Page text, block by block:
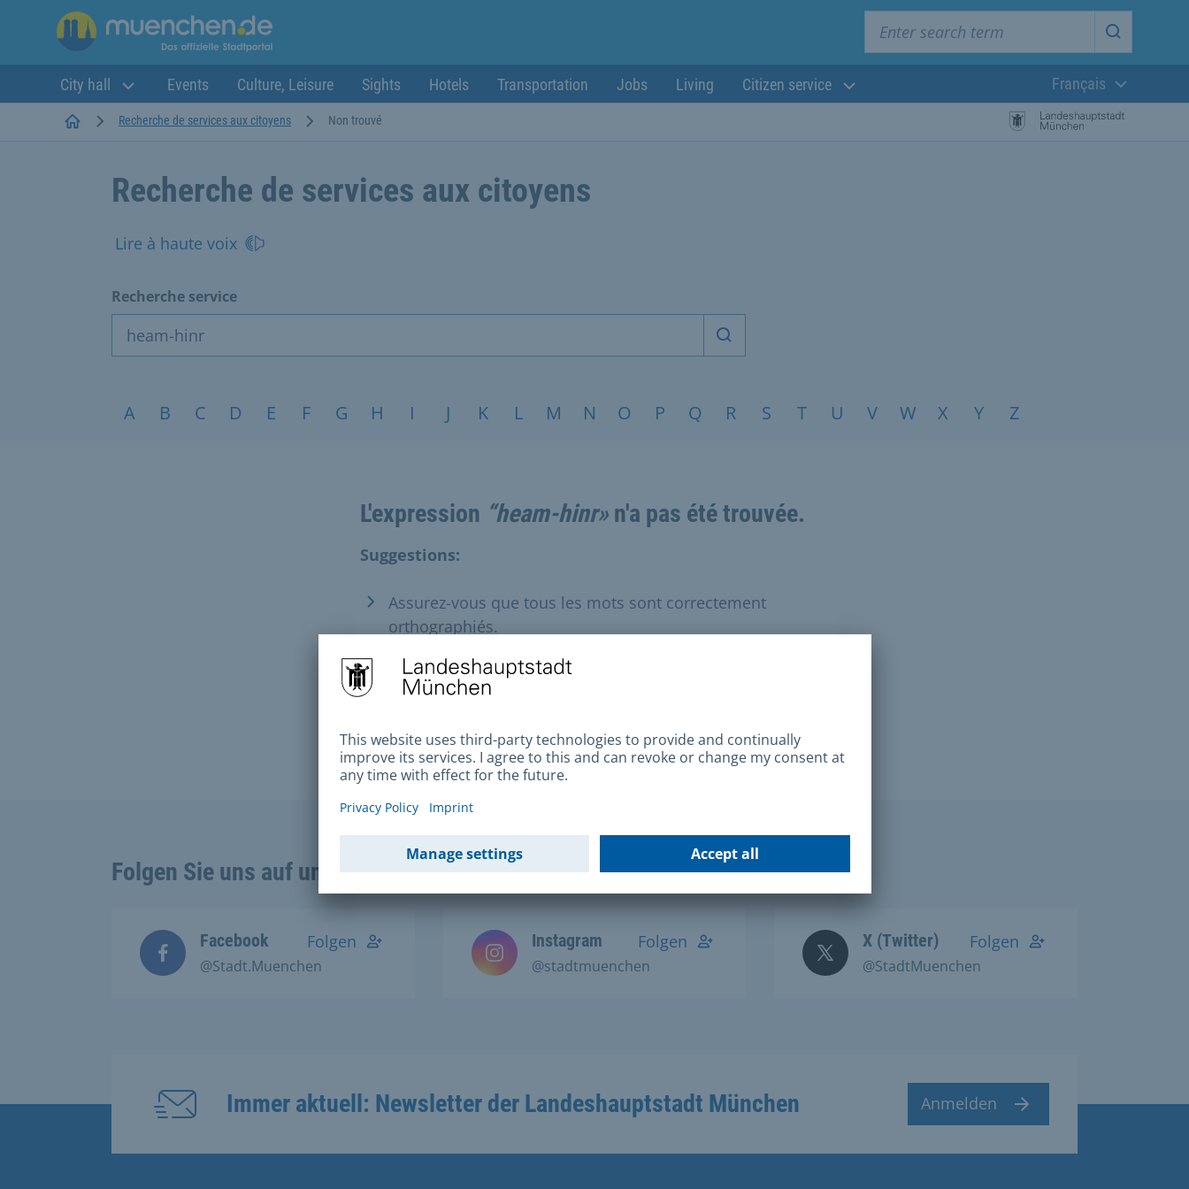
Start
City hall Events Culture, Leisure Sights Hotels Transportation Jobs Living Citizen service
Langue
Français
StartseiteRecherche de services aux citoyens Non trouvé
Recherche de services aux citoyens
Lire à haute voix
Recherche service
Démarrer la recherche
Sujets de A à Z
A B C D E F G H I J K L M N O P Q R S T U V W X Y Z
L'expression “heam-hinr» n'a pas été trouvée.
Suggestions:
Assurez-vous que tous les mots sont correctement
orthographiés.
Essayez d'autres termes de recherche.
Essayez des termes de recherche plus généraux.
Folgen Sie uns auf unseren Social Media Kanälen:
Facebook
@Stadt.Muenchen
Folgen Instagram
@stadtmuenchen
Folgen X (Twitter)
@StadtMuenchen
Folgen
Immer aktuell: Newsletter der Landeshauptstadt München Anmelden